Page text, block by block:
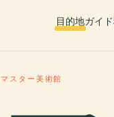
目的地ガイド
スター美術館